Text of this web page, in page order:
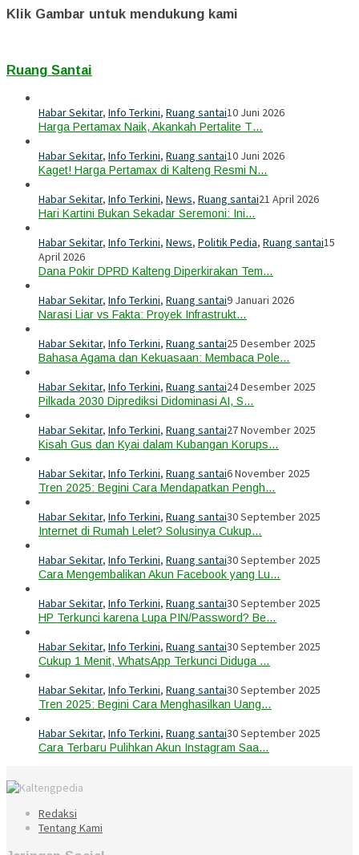
Klik Gambar untuk mendukung kami
Ruang Santai
Habar Sekitar, Info Terkini, Ruang santai10 Juni 2026
Harga Pertamax Naik, Akankah Pertalite T…
Habar Sekitar, Info Terkini, Ruang santai10 Juni 2026
Kaget! Harga Pertamax di Kalteng Resmi N…
Habar Sekitar, Info Terkini, News, Ruang santai21 April 2026
Hari Kartini Bukan Sekadar Seremoni: Ini…
Habar Sekitar, Info Terkini, News, Politik Pedia, Ruang santai15
April 2026
Dana Pokir DPRD Kalteng Diperkirakan Tem…
Habar Sekitar, Info Terkini, Ruang santai9 Januari 2026
Narasi Liar vs Fakta: Proyek Infrastrukt…
Habar Sekitar, Info Terkini, Ruang santai25 Desember 2025
Bahasa Agama dan Kekuasaan: Membaca Pole…
Habar Sekitar, Info Terkini, Ruang santai24 Desember 2025
Pilkada 2030 Diprediksi Didominasi AI, S…
Habar Sekitar, Info Terkini, Ruang santai27 November 2025
Kisah Gus dan Kyai dalam Kubangan Korups…
Habar Sekitar, Info Terkini, Ruang santai6 November 2025
Tren 2025: Begini Cara Mendapatkan Pengh…
Habar Sekitar, Info Terkini, Ruang santai30 September 2025
Internet di Rumah Lelet? Solusinya Cukup…
Habar Sekitar, Info Terkini, Ruang santai30 September 2025
Cara Mengembalikan Akun Facebook yang Lu…
Habar Sekitar, Info Terkini, Ruang santai30 September 2025
HP Terkunci karena Lupa PIN/Password? Be…
Habar Sekitar, Info Terkini, Ruang santai30 September 2025
Cukup 1 Menit, WhatsApp Terkunci Diduga …
Habar Sekitar, Info Terkini, Ruang santai30 September 2025
Tren 2025: Begini Cara Menghasilkan Uang…
Habar Sekitar, Info Terkini, Ruang santai30 September 2025
Cara Terbaru Pulihkan Akun Instagram Saa…
Redaksi
Tentang Kami